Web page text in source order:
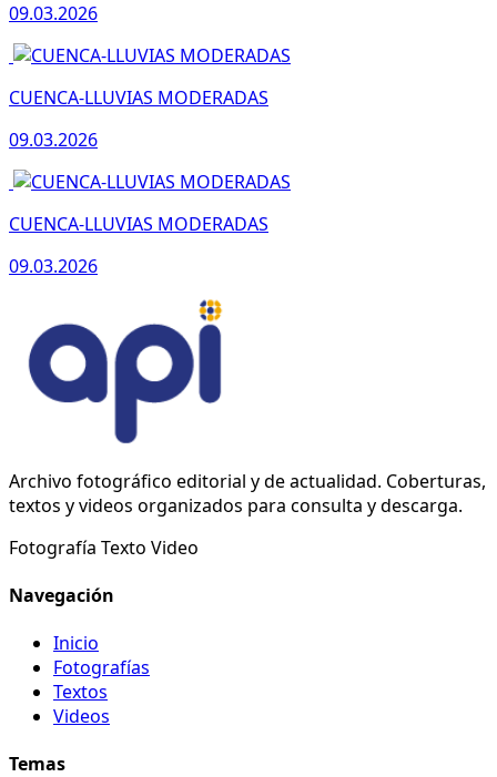
09.03.2026
CUENCA-LLUVIAS MODERADAS
09.03.2026
CUENCA-LLUVIAS MODERADAS
09.03.2026
Archivo fotográfico editorial y de actualidad. Coberturas,
textos y videos organizados para consulta y descarga.
Fotografía Texto Video
Navegación
Inicio
Fotografías
Textos
Videos
Temas